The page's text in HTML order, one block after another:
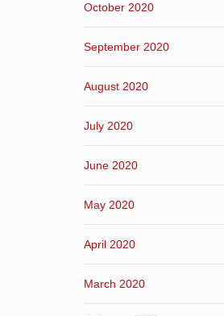
October 2020
September 2020
August 2020
July 2020
June 2020
May 2020
April 2020
March 2020